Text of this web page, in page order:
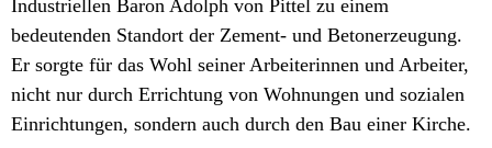
Industriellen Baron Adolph von Pittel zu einem
bedeutenden Standort der Zement- und Betonerzeugung.
Er sorgte für das Wohl seiner Arbeiterinnen und Arbeiter,
nicht nur durch Errichtung von Wohnungen und sozialen
Einrichtungen, sondern auch durch den Bau einer Kirche.